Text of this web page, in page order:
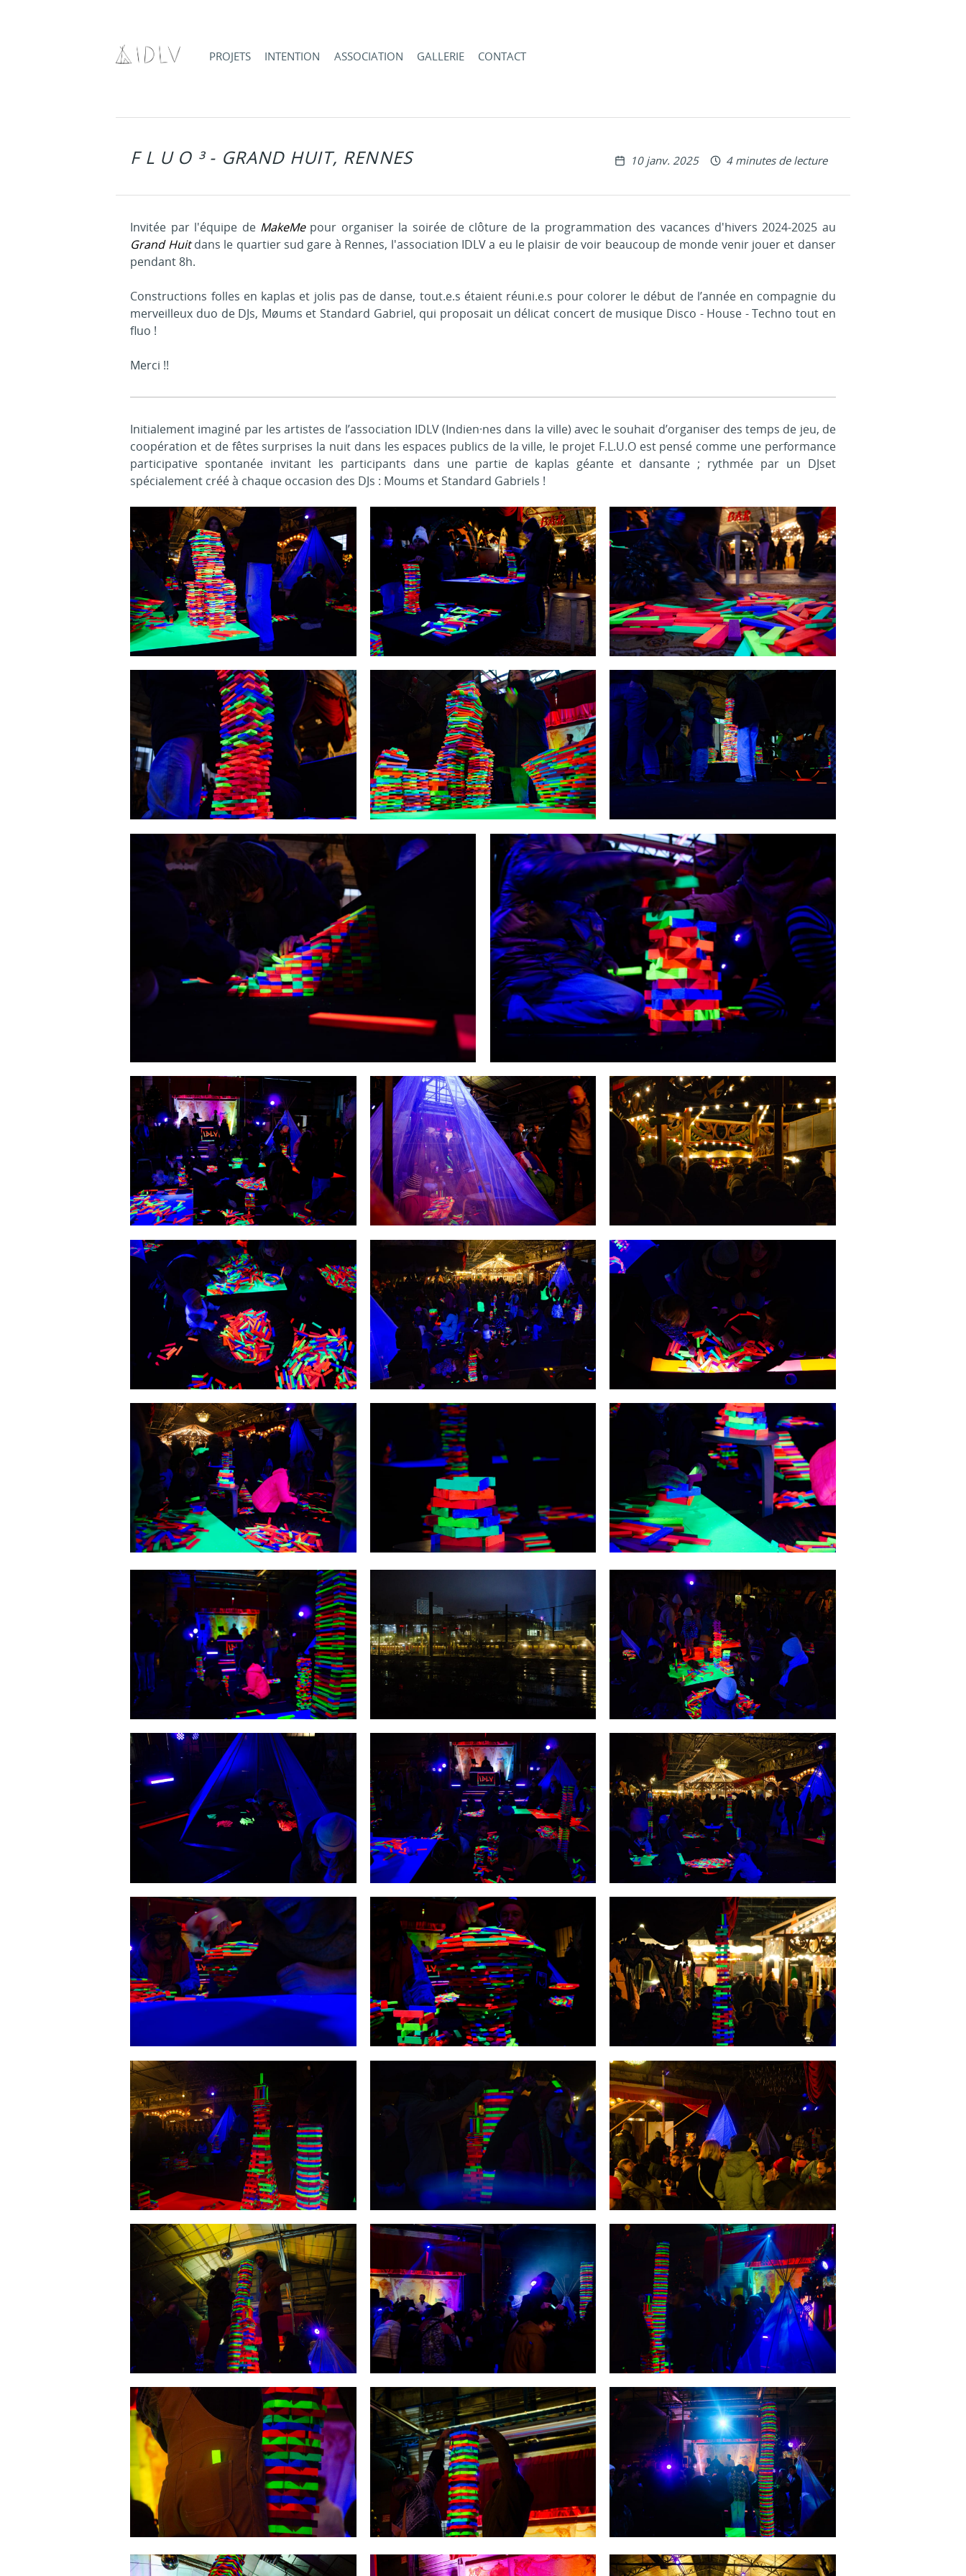
PROJETS INTENTION ASSOCIATION GALLERIE CONTACT
F L U O ³ - GRAND HUIT, RENNES Publié le
10 janv. 2025 4 minutes de lecture
Invitée par l'équipe de MakeMe pour organiser la soirée de clôture de la programmation des vacances d'hivers 2024-2025 au
Grand Huitdans le quartier sud gare à Rennes, l'association IDLV a eu le plaisir de voir beaucoup de monde venir jouer et danser
pendant 8h.
Constructions folles en kaplas et jolis pas de danse, tout.e.s étaient réuni.e.s pour colorer le début de l’année en compagnie du
merveilleux duo de DJs, Møums et Standard Gabriel, qui proposait un délicat concert de musique Disco - House - Techno tout en
fluo !
Merci !!
Initialement imaginé par les artistes de l’association IDLV (Indien·nes dans la ville) avec le souhait d’organiser des temps de jeu, de
coopération et de fêtes surprises la nuit dans les espaces publics de la ville, le projet F.L.U.O est pensé comme une performance
participative spontanée invitant les participants dans une partie de kaplas géante et dansante ; rythmée par un DJset
spécialement créé à chaque occasion des DJs : Moums et Standard Gabriels !